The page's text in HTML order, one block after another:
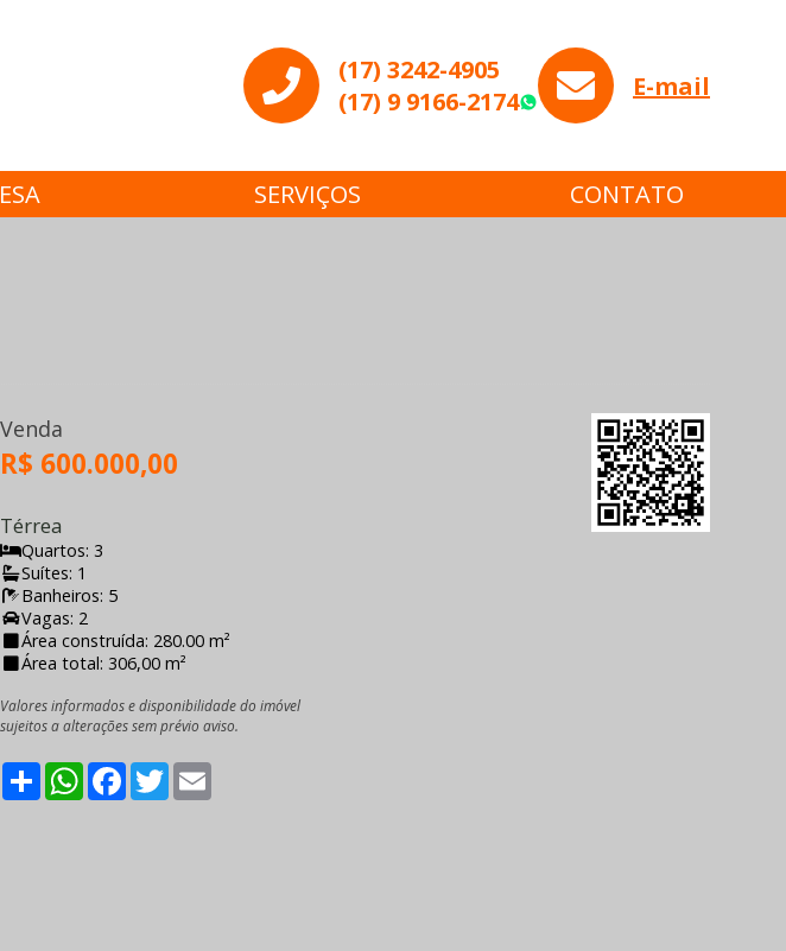
(17) 3242-4905
(17) 9 9166-2174
WhatsApp
E-mail
SERVIÇOS CONTATO
Venda
R$ 600.000,00
Térrea
Quartos: 3
Suítes: 1
Banheiros: 5
Vagas: 2
Área construída: 280.00 m²
Área total: 306,00 m²
Valores informados e disponibilidade do imóvel
sujeitos a alterações sem prévio aviso.
ShareWhatsApp
Facebook
Twitter